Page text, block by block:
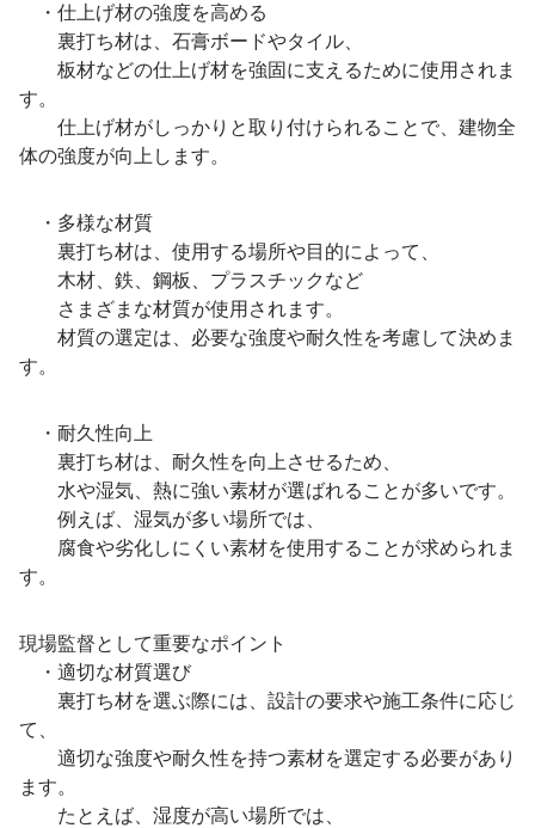
・仕上げ材の強度を高める
裏打ち材は、石膏ボードやタイル、
板材などの仕上げ材を強固に支えるために使用されま
す。
仕上げ材がしっかりと取り付けられることで、建物全
体の強度が向上します。
・多様な材質
裏打ち材は、使用する場所や目的によって、
木材、鉄、鋼板、プラスチックなど
さまざまな材質が使用されます。
材質の選定は、必要な強度や耐久性を考慮して決めま
す。
・耐久性向上
裏打ち材は、耐久性を向上させるため、
水や湿気、熱に強い素材が選ばれることが多いです。
例えば、湿気が多い場所では、
腐食や劣化しにくい素材を使用することが求められま
す。
現場監督として重要なポイント
・適切な材質選び
裏打ち材を選ぶ際には、設計の要求や施工条件に応じ
て、
適切な強度や耐久性を持つ素材を選定する必要があり
ます。
たとえば、湿度が高い場所では、